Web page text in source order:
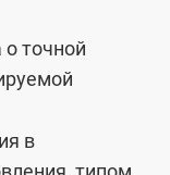
точной
в